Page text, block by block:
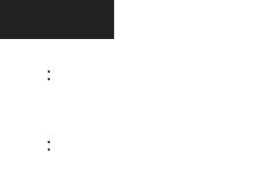
:
: